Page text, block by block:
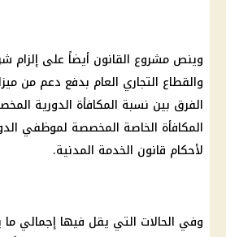
وينص مشروع القانون أيضاً على إلزام
والقطاع التجاري العام بدفع دعم من
الفرق بين نسبة المكافأة الدورية
المكافأة الخاصة المخصصة لموظفي
لأحكام قانون الخدمة المدنية.
وفي الحالات التي يقل فيها إجمالي